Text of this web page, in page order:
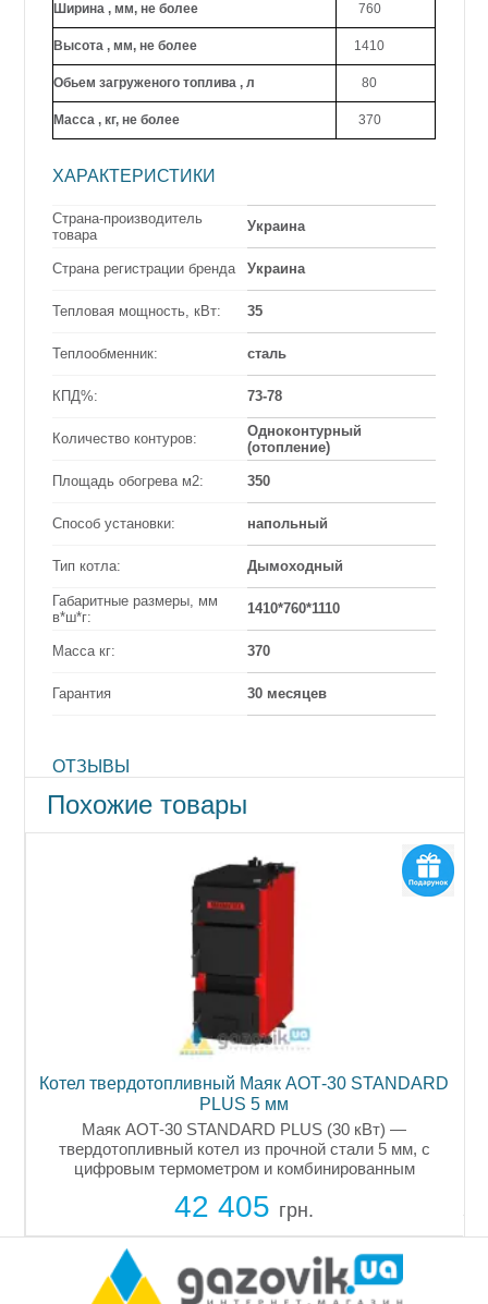
Ширина , мм, не более 760
Высота , мм, не более 1410
Обьем загруженого топлива , л 80
Масса , кг, не более 370
ХАРАКТЕРИСТИКИ
Страна-производитель
товара
Украина
Страна регистрации бренда Украина
Тепловая мощность, кВт: 35
Теплообменник: сталь
КПД%: 73-78
Количество контуров:
Одноконтурный
(отопление)
Площадь обогрева м2: 350
Способ установки: напольный
Тип котла: Дымоходный
Габаритные размеры, мм
в*ш*г:
1410*760*1110
Масса кг: 370
Гарантия 30 месяцев
ОТЗЫВЫ
Похожие товары
Котел твердотопливный Маяк АОТ-30 STANDARD
PLUS 5 мм
Маяк АОТ-30 STANDARD PLUS (30 кВт) —
твердотопливный котел из прочной стали 5 мм, с
цифровым термометром и комбинированным
42 405 грн.